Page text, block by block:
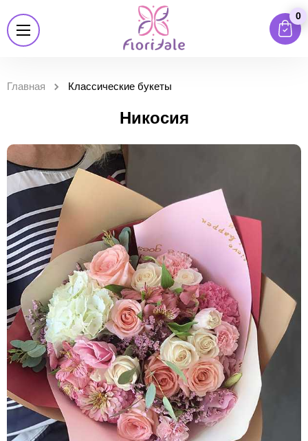
0
Главная Классические букеты
Никосия